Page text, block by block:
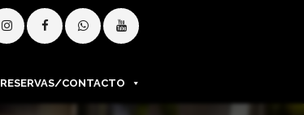
RESERVAS/CONTACTO